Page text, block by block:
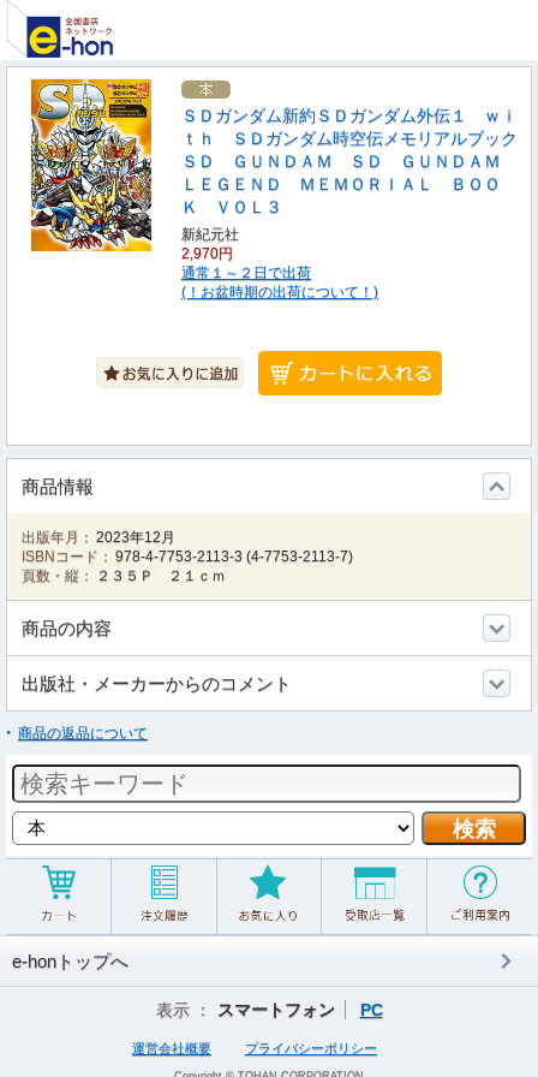
ＳＤガンダム新約ＳＤガンダム外伝１ ｗｉ
ｔｈ ＳＤガンダム時空伝メモリアルブック
ＳＤ ＧＵＮＤＡＭ ＳＤ ＧＵＮＤＡＭ
ＬＥＧＥＮＤ ＭＥＭＯＲＩＡＬ ＢＯＯ
Ｋ ＶＯＬ３
新紀元社
2,970円
通常１～２日で出荷
(！お盆時期の出荷について！)
商品情報
出版年月： 2023年12月
ISBNコード： 978-4-7753-2113-3 (4-7753-2113-7)
頁数・縦：
２３５Ｐ ２１ｃｍ
商品の内容
出版社・メーカーからのコメント
商品の返品について
e-honトップへ
表示 ： スマートフォン PC
運営会社概要 プライバシーポリシー